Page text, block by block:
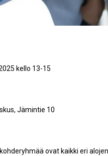
kello 13-15
Jämintie 10
ovat kaikki eri